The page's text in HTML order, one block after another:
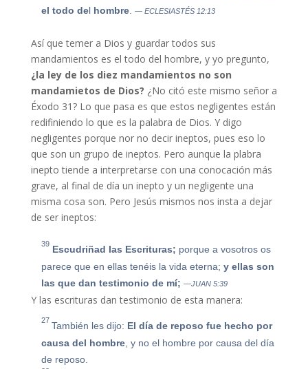
el todo del hombre. — ECLESIASTÉS 12:13
Así que temer a Dios y guardar todos sus
mandamientos es el todo del hombre, y yo pregunto,
¿la ley de los diez mandamientos no son
mandamietos de Dios? ¿No citó este mismo señor a
Éxodo 31? Lo que pasa es que estos negligentes están
redifiniendo lo que es la palabra de Dios. Y digo
negligentes porque nor no decir ineptos, pues eso lo
que son un grupo de ineptos. Pero aunque la plabra
inepto tiende a interpretarse con una conocación más
grave, al final de día un inepto y un negligente una
misma cosa son. Pero Jesús mismos nos insta a dejar
de ser ineptos:
39 Escudriñad las Escrituras; porque a vosotros os
parece que en ellas tenéis la vida eterna; y ellas son
las que dan testimonio de mí; —JUAN 5:39
Y las escrituras dan testimonio de esta manera:
27 También les dijo: El día de reposo fue hecho por
causa del hombre, y no el hombre por causa del día
de reposo.